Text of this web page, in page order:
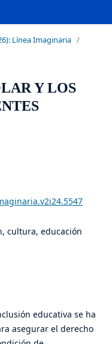
Línea Imaginaria /
Y LOS
cultura, educación
educativa se ha
asegurar el derecho